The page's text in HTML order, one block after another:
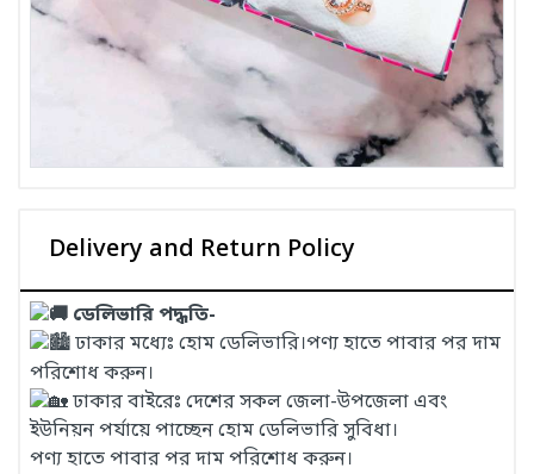
Delivery and Return Policy
ডেলিভারি পদ্ধতি-
ঢাকার মধ্যেঃ হোম ডেলিভারি।পণ্য হাতে পাবার পর দাম
পরিশোধ করুন।
ঢাকার বাইরেঃ দেশের সকল জেলা-উপজেলা এবং
ইউনিয়ন পর্যায়ে পাচ্ছেন হোম ডেলিভারি সুবিধা।
পণ্য হাতে পাবার পর দাম পরিশোধ করুন।